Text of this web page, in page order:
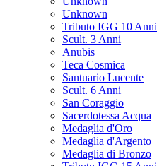
Unknown
Tributo IGG 10 Anni
Scult. 3 Anni
Anubis
Teca Cosmica
Santuario Lucente
Scult. 6 Anni
San Coraggio
Sacerdotessa Acqua
Medaglia d'Oro
Medaglia d'Argento
Medaglia di Bronzo